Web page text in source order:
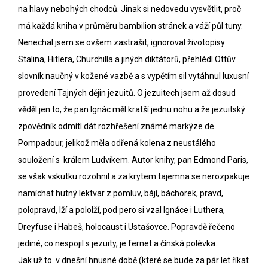
na hlavy nebohých chodců. Jinak si nedovedu vysvětlit, proč
má každá kniha v průměru bambilion stránek a váží půl tuny.
Nenechal jsem se ovšem zastrašit, ignoroval životopisy
Stalina, Hitlera, Churchilla a jiných diktátorů, přehlédl Ottův
slovník naučný v kožené vazbě a s vypětím sil vytáhnul luxusní
provedení Tajných dějin jezuitů. O jezuitech jsem až dosud
věděl jen to, že pan Ignác měl kratší jednu nohu a že jezuitský
zpovědník odmítl dát rozhřešení známé markýze de
Pompadour, jelikož měla odřená kolena z neustálého
souložení s králem Ludvíkem. Autor knihy, pan Edmond Paris,
se však vskutku rozohnil a za krytem tajemna se nerozpakuje
namíchat hutný lektvar z pomluv, bájí, báchorek, pravd,
polopravd, lží a pololží, pod pero si vzal Ignáce i Luthera,
Dreyfuse i Habeš, holocaust i Ustašovce. Popravdě řečeno
jediné, co nespojil s jezuity, je fernet a čínská polévka.
Jak už to v dnešní hnusné době (které se bude za pár let říkat